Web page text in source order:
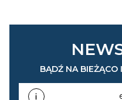
BĄDŹ NA BIEŻĄCO